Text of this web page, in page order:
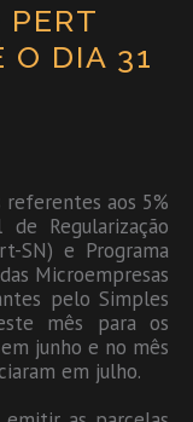
PERT
O DIA 31
aos 5%
Regularização
SN) e Programa
Microempresas
pelo Simples
mês para os
junho e no mês
em julho.